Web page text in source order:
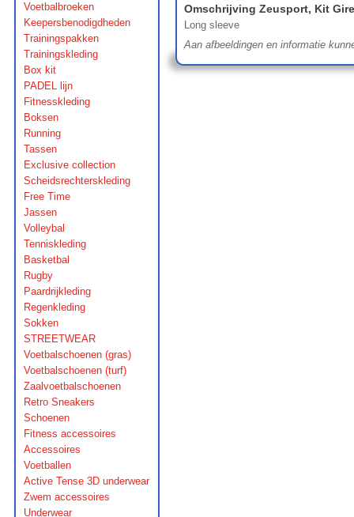
Voetbalbroeken
Keepersbenodigdheden
Trainingspakken
Trainingskleding
Box kit
PADEL lijn
Fitnesskleding
Boksen
Running
Tassen
Exclusive collection
Scheidsrechterskleding
Free Time
Jassen
Volleybal
Tenniskleding
Basketbal
Rugby
Paardrijkleding
Regenkleding
Sokken
STREETWEAR
Voetbalschoenen (gras)
Voetbalschoenen (turf)
Zaalvoetbalschoenen
Retro Sneakers
Schoenen
Fitness accessoires
Accessoires
Voetballen
Active Tense 3D underwear
Zwem accessoires
Underwear
Omschrijving Zeusport, Kit
Long sleeve
Aan afbeeldingen en informatie